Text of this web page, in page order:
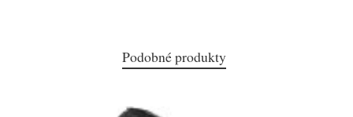
Podobné produkty